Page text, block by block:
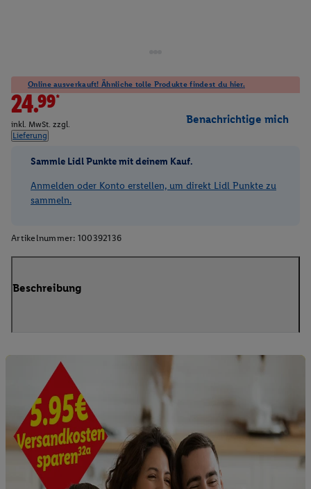
Online ausverkauft! Ähnliche tolle Produkte findest du hier.
24.99*
inkl. MwSt. zzgl.
Lieferung
Benachrichtige mich
Sammle Lidl Punkte mit deinem Kauf.
Anmelden oder Konto erstellen, um direkt Lidl Punkte zu
sammeln.
Artikelnummer: 100392136
Beschreibung